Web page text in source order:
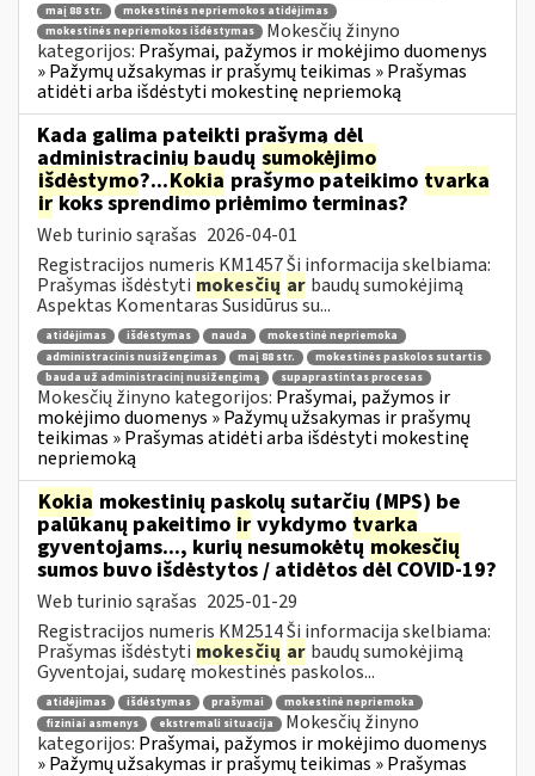
maį 88 str.
mokestinės nepriemokos atidėjimas
mokestinės nepriemokos išdėstymas
Mokesčių žinyno
kategorijos: Prašymai, pažymos ir mokėjimo duomenys
» Pažymų užsakymas ir prašymų teikimas » Prašymas
atidėti arba išdėstyti mokestinę nepriemoką
Kada galima pateikti prašymą dėl
administracinių baudų sumokėjimo
išdėstymo?...Kokia prašymo pateikimo tvarka
irkoks sprendimo priėmimo terminas?
Web turinio sąrašas 2026-04-01
Registracijos numeris KM1457 Ši informacija skelbiama:
Prašymas išdėstyti mokesčių ar baudų sumokėjimą
Aspektas Komentaras Susidūrus su...
atidėjimas išdėstymas nauda
mokestinė nepriemoka
administracinis nusižengimas
maį 88 str.
mokestinės paskolos sutartis
bauda už administracinį nusižengimą
supaprastintas procesas
Mokesčių žinyno kategorijos: Prašymai, pažymos ir
mokėjimo duomenys » Pažymų užsakymas ir prašymų
teikimas » Prašymas atidėti arba išdėstyti mokestinę
nepriemoką
Kokia mokestinių paskolų sutarčių (MPS) be
palūkanų pakeitimo ir vykdymo tvarka
gyventojams..., kurių nesumokėtųmokesčių
sumos buvo išdėstytos / atidėtos dėl COVID-19?
Web turinio sąrašas 2025-01-29
Registracijos numeris KM2514 Ši informacija skelbiama:
Prašymas išdėstyti mokesčių ar baudų sumokėjimą
Gyventojai, sudarę mokestinės paskolos...
atidėjimas išdėstymas prašymai
mokestinė nepriemoka
fiziniai asmenys
ekstremali situacija
Mokesčių žinyno
kategorijos: Prašymai, pažymos ir mokėjimo duomenys
» Pažymų užsakymas ir prašymų teikimas » Prašymas